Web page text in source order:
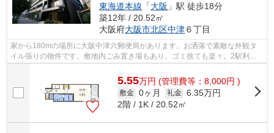
東海道本線 「大阪 」駅 徒歩18分
築12年 / 20.52㎡
大阪府大阪市北区中津６丁目
家から180mの場所に大阪中津六郵便局があります。お洒落で素敵な外観タ
イル張りの物件です。敷地内ごみ置き場もあり、ゴミ捨ても楽々。2駅利用
できる場所にあり、アクセスが便利です。...
5.55万円 (管理費等：8,000円 )
敷金 0ヶ月 礼金 6.35万円
2階 / 1K / 20.52㎡